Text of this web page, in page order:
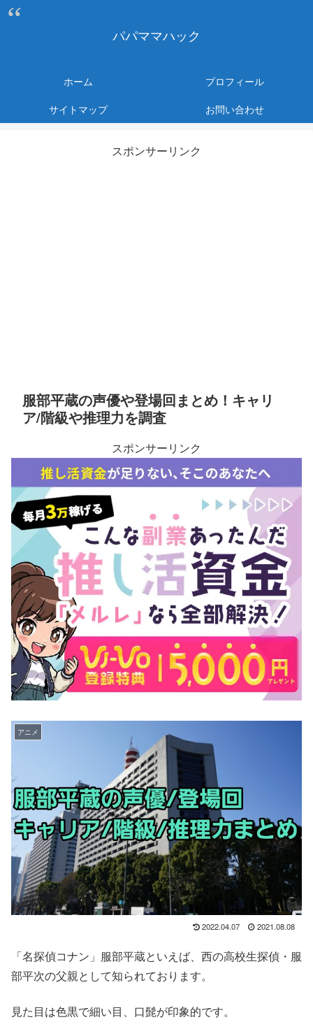
パパママハック
ホーム
プロフィール
サイトマップ
お問い合わせ
スポンサーリンク
服部平蔵の声優や登場回まとめ！キャリ
ア/階級や推理力を調査
スポンサーリンク
アニメ
2022.04.07 2021.08.08
「名探偵コナン」服部平蔵といえば、西の高校生探偵・服
部平次の父親として知られております。
見た目は色黒で細い目、口髭が印象的です。